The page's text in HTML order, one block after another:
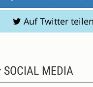
Auf Twitter teilen
SOCIAL MEDIA